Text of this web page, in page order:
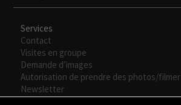
Services
Contact
Visites en groupe
Demande d’images
Autorisation de prendre des photos/filmer
Newsletter